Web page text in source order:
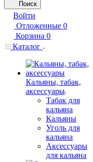
Поиск
Войти
Отложенные 0
Корзина 0
Каталог
Кальяны, табак,
аксессуары
Табак для
кальяна
Кальяны
Уголь для
кальяна
Аксессуары
для кальяна